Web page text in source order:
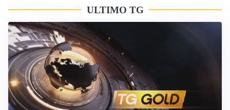
ULTIMO TG